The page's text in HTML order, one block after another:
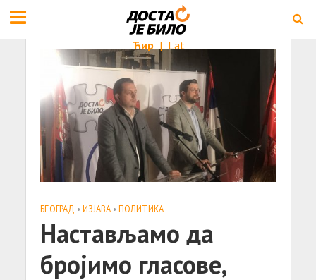
Ћир | Lat
БЕОГРАД • ИЗЈАВА • ПОЛИТИКА
Настављамо да
бројимо гласове,